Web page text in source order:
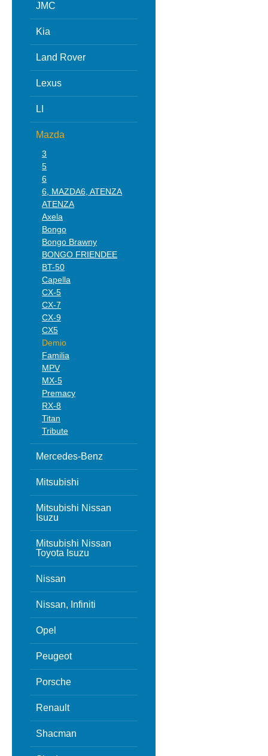
JMC
Kia
Land Rover
Lexus
LI
Mazda
3
5
6
6, MAZDA6, ATENZA
ATENZA
Axela
Bongo
Bongo Brawny
BONGO FRIENDEE
BT-50
Capella
CX-5
CX-7
CX-9
CX5
Demio
Familia
MPV
MX-5
Premacy
RX-8
Titan
Tribute
Mercedes-Benz
Mitsubishi
Mitsubishi Nissan
Isuzu
Mitsubishi Nissan
Toyota Isuzu
Nissan
Nissan, Infiniti
Opel
Peugeot
Porsche
Renault
Shacman